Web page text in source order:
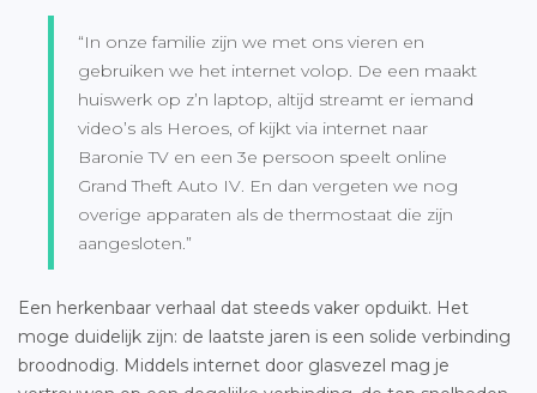
“In onze familie zijn we met ons vieren en
gebruiken we het internet volop. De een maakt
huiswerk op z’n laptop, altijd streamt er iemand
video’s als Heroes, of kijkt via internet naar
Baronie TV en een 3e persoon speelt online
Grand Theft Auto IV. En dan vergeten we nog
overige apparaten als de thermostaat die zijn
aangesloten.”
Een herkenbaar verhaal dat steeds vaker opduikt. Het
moge duidelijk zijn: de laatste jaren is een solide verbinding
broodnodig. Middels internet door glasvezel mag je